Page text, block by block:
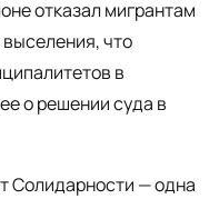
отказал мигрантам
что
в
о решении суда в
Солидарности — одна